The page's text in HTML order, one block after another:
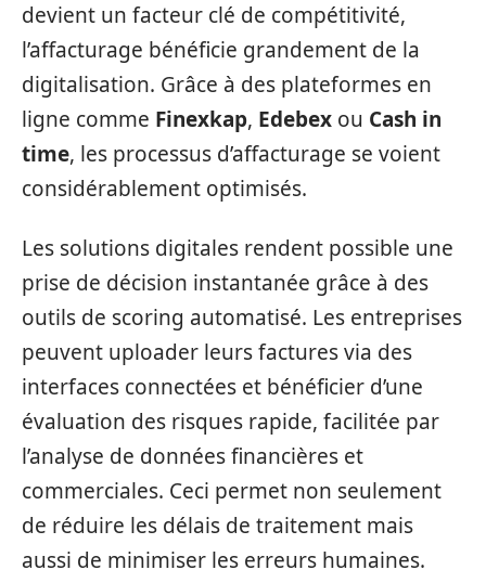
devient un facteur clé de compétitivité,
l’affacturage bénéficie grandement de la
digitalisation. Grâce à des plateformes en
ligne comme Finexkap, Edebex ou Cash in
time, les processus d’affacturage se voient
considérablement optimisés.
Les solutions digitales rendent possible une
prise de décision instantanée grâce à des
outils de scoring automatisé. Les entreprises
peuvent uploader leurs factures via des
interfaces connectées et bénéficier d’une
évaluation des risques rapide, facilitée par
l’analyse de données financières et
commerciales. Ceci permet non seulement
de réduire les délais de traitement mais
aussi de minimiser les erreurs humaines.